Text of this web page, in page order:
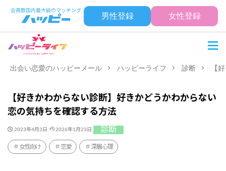
男性登録 女性登録
出会い恋愛のハッピーメール ハッピーライフ 診断 【
【好きかわからない診断】好きかどうかわからない
恋の気持ちを確認する方法
2023年4月3日 2026年1月23日 診断
女性向け 恋愛 深層心理